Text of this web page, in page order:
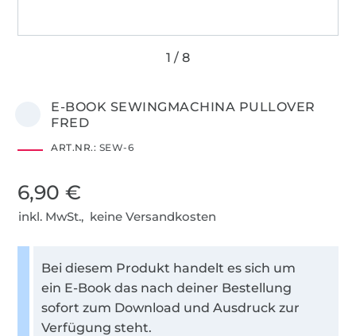
E-BOOK SEWINGMACHINA PULLOVER
FRED
ART.NR.: SEW-6
6,90 €
inkl. MwSt., keine Versandkosten
Bei diesem Produkt handelt es sich um
ein E-Book das nach deiner Bestellung
sofort zum Download und Ausdruck zur
Verfügung steht.